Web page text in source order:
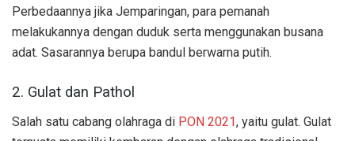
Perbedaannya jika Jemparingan, para pemanah
melakukannya dengan duduk serta menggunakan busana
adat. Sasarannya berupa bandul berwarna putih.
2. Gulat dan Pathol
Salah satu cabang olahraga di PON 2021, yaitu gulat. Gulat